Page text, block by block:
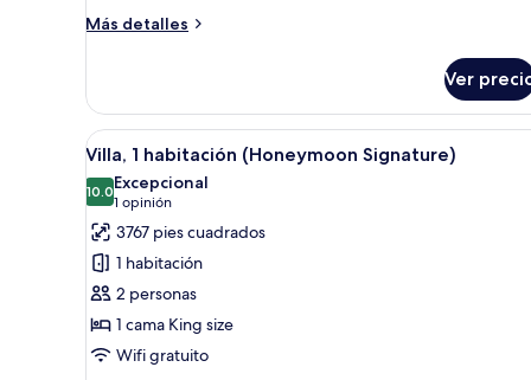
Más detalles
Más
1
habitación
Ver
Abrir
todas
las
fotos
de
Villa,
1
habitación
(Honeymoon
Un dormitorio moderno con
17
Villa, 1 habitación (Honeymoon Signature)
10.010.0 de 10
Excepcional
1 opinión
(1
opinión)
3767 pies cuadrados
1 habitación
2 personas
1 cama King size
Wifi gratuito